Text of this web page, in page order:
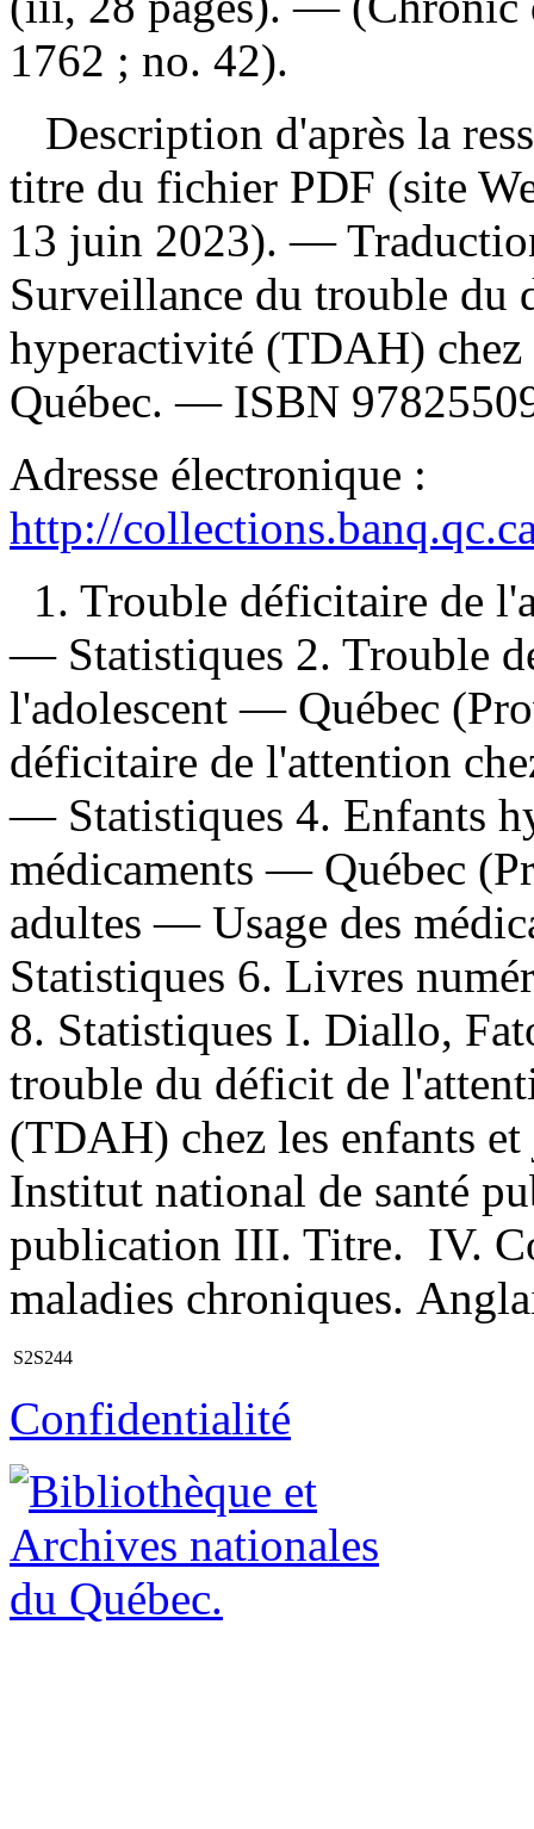
1762 ; no. 42).
Description d'après la
titre du fichier PDF (site
13 juin 2023). —
Surveillance du trouble du
hyperactivité (TDAH) chez
Québec. — ISBN
Adresse électronique :
http://
1. Trouble déficitaire de
— Statistiques 2. Trouble
l'adolescent — Québec
déficitaire de l'attention
— Statistiques 4. Enfants
médicaments — Québec
adultes — Usage des
Statistiques 6. Livres
8. Statistiques I. Diallo,
trouble du déficit de
(TDAH) chez les enfants
Institut national de santé
publication III. Titre. IV.
maladies chroniques.
S2S244
Confidentialité